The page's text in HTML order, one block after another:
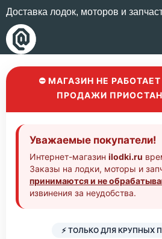
Доставка лодок, моторов и
⛔ МАГАЗИН НЕ
ПРОДАЖИ
Уважаемые покупатели!
Интернет-магазин ilodki.ru
Заказы на лодки, моторы и
принимаются и не
извинения за неудобства.
⚡ ТОЛЬКО ДЛЯ КРУПНЫХ